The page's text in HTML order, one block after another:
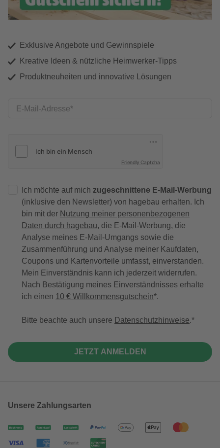
Exklusive Angebote und Gewinnspiele
Kreative Ideen & nützliche Heimwerker-Tipps
Produktneuheiten und innovative Lösungen
E-Mail-Adresse
Friendly Captcha
Ich möchte auf mich zugeschnittene E-Mail-Werbung
(inklusive den Newsletter) von hagebau erhalten. Ich
bin mit der Nutzung meiner personenbezogenen
Daten durch hagebau, die E-Mail-Werbung, die
Analyse meines E-Mail-Umgangs sowie die
Zusammenführung und Analyse meiner Kaufdaten,
Coupons und Kartenvorteile umfasst, einverstanden.
Mein Einverständnis kann ich jederzeit widerrufen.
Nach Bestätigung meines Einverständnisses erhalte
ich einen 10 € Willkommensgutschein*.
Bitte beachte auch unsere Datenschutzhinweise.
JETZT ANMELDEN
Unsere Zahlungsarten